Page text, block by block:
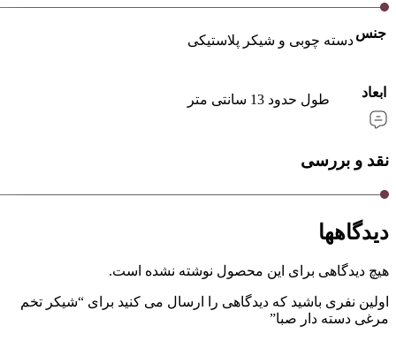
جنسدسته چوبی و شیکر پلاستیکی
ابعاد طول حدود 13 سانتی متر
نقد و بررسی
دیدگاهها
هیچ دیدگاهی برای این محصول نوشته نشده است.
اولین نفری باشید که دیدگاهی را ارسال می کنید برای “شیکر تخم
مرغی دسته دار صبا”